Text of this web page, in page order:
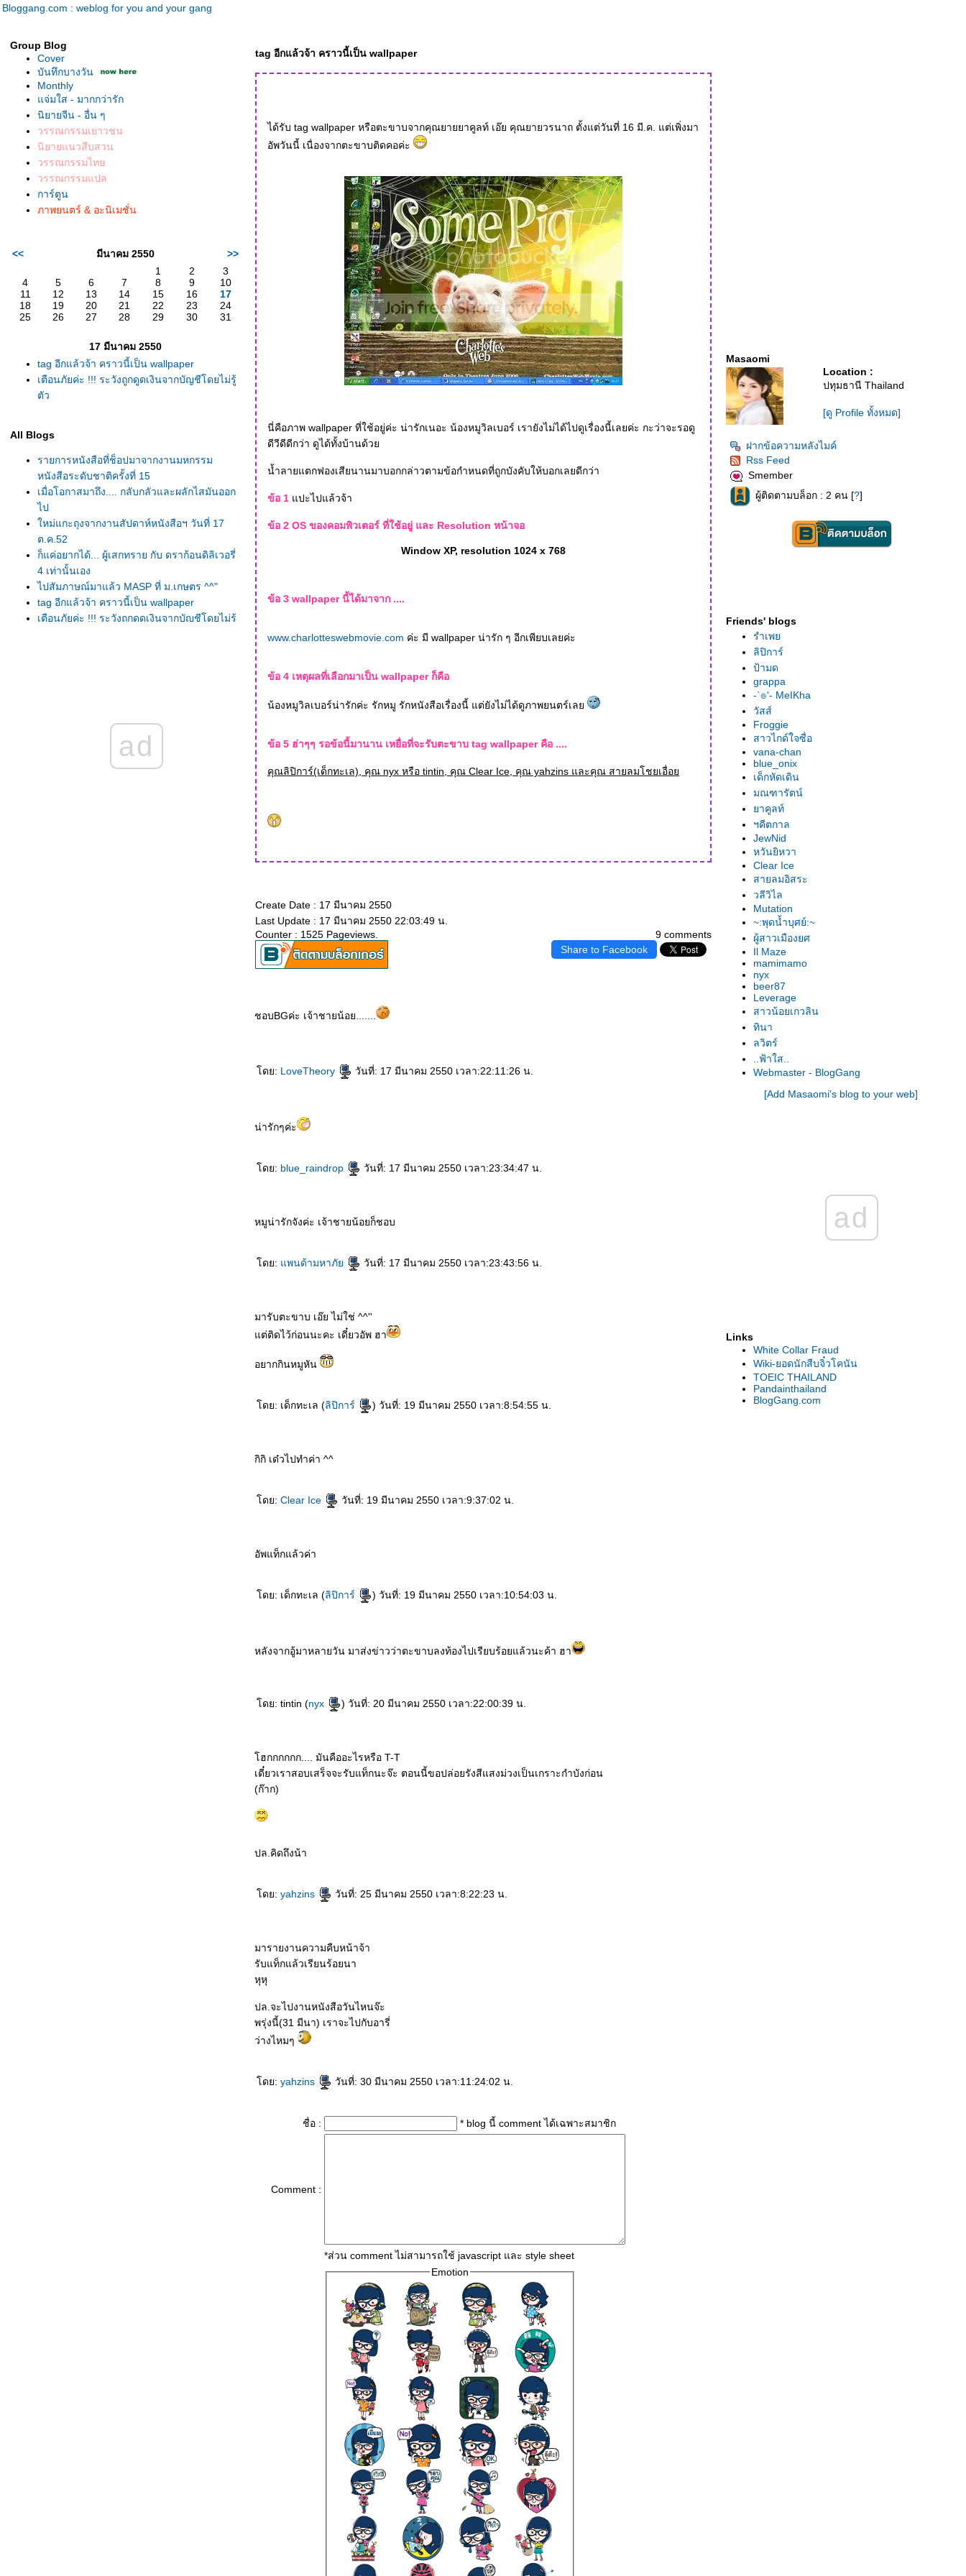
Bloggang.com : weblog for you and your gang
Group Blog
Cover
บันทึกบางวัน
Monthly
จ่มใส - มากกว่ารัก
นิยายจีน - อื่น ๆ
วรรณกรรมเยาวชน
นิยายแนวสืบสวน
วรรณกรรมไท
วรรณกรรมแปล
การ์ตูน
ภาพยนตร์ & อะนิเมชั่น
<< มีนาคม 2550
>>
1
2
3
4
5 6 7 8 9
10
11
12 13 14 15 16
17
18
19 20 21 22 23
24
25
26 27 28 29 30 31
17 มีนาคม 2550
tag อีกแล้วจ้า คราวนี้เป็น wallpaper
เตือนภัยค่ะ !!! ระวังถูกดูดเงินจากบัญชีโดยไม่รู้
ตัว
All Blogs
รายการหนังสือที่ช็อปมาจากงานมหกรรม
หนังสือระดับชาติครั้งที่ 15
เมื่อโอกาสมาถึง.... กลับกลัวและผลักไสมันออก
ไป
หม่แกะถุงจากงานสัปดาห์หนังสือฯ วันที่ 17
ต.ค.52
ก็แค่อยากได้... ผู้เสกทราย กับ ดราก้อนดิลิเวอรี่
4 เท่านั้นเอง
ไปสัมภาษณ์มาแล้ว MASP ที่ ม.เกษตร ^^"
tag อีกแล้วจ้า คราวนี้เป็น wallpaper
เตือนภัยค่ะ !!! ระวังถูกดูดเงินจากบัญชีโดยไม่รู้
เสียเงินเพื่อซื้อหนังสือไปกอง ด้วยงานอัมรินทร์
ad
tag อีกแล้วจ้า คราวนี้เป็น wallpaper
ได้รับ tag wallpaper หรือตะขาบจากคุณยายยาคูลท์ เอ๊ย คุณยายวรนาถ ตั้งแต่วันที่ 16 มี.ค. แต่เพิ่งมา
อัพวันนี้ เนื่องจากตะขาบติดคอค่ะ
นี่คือภาพ wallpaper ที่ใช้อยู่ค่ะ น่ารักเนอะ น้องหมูวิลเบอร์ เรายังไม่ได้ไปดูเรื่องนี้เลยค่ะ กะว่าจะรอดู
ดีวีดีดีกว่า ดูได้ทั้งบ้านด้ว
น้ำลายแตกฟองเสียนานมาบอกกล่าวตามข้อกำหนดที่ถูกบังคับให้บอกเลยดีกว่า
ข้อ 1 ปะไปแล้วจ้า
ข้อ 2 OS ของคอมพิวเตอร์ ที่ใช้อยู่ และ Resolution หน้าจอ
Window XP, resolution 1024 x 768
ข้อ 3 wallpaper นี้ได้มาจาก ....
www.charlotteswebmovie.com ค่ะ มี wallpaper น่ารัก ๆ อีกเพียบเลยค่ะ
ข้อ 4 เหตุผลที่เลือกมาเป็น wallpaper ก็คือ
น้องหมูวิลเบอร์น่ารักค่ะ รักหมู รักหนังสือเรื่องนี้ แต่ยังไม่ได้ดูภาพยนตร์เล
ข้อ 5 ฮ่าๆๆ รอข้อนี้มานาน เหยื่อที่จะรับตะขาบ tag wallpaper คือ ....
คุณลิปิการ์(เด็กทะเล), คุณ nyx หรือ tintin, คุณ Clear Ice, คุณ yahzins และคุณ สายลมโชยเอื่อ
Create Date : 17 มีนาคม 2550
Last Update : 17 มีนาคม 2550 22:03:49 น.
9 comments
Counter : 1525 Pageviews.
Share to Facebook
ชอบBGค่ะ เจ้าชายน้อย.......
ดย: LoveTheory วันที่: 17 มีนาคม 2550 เวลา:22:11:26 น.
น่ารักๆค่ะ
ดย: blue_raindrop วันที่: 17 มีนาคม 2550 เวลา:23:34:47 น.
หมูน่ารักจังค่ะ เจ้าชายน้อยก็ชอบ
ดย: พนด้ามหาภั วันที่: 17 มีนาคม 2550 เวลา:23:43:56 น.
มารับตะขาบ เอ๊ย ไม่ใช่ ^^''
ต่ติดไว้ก่อนนะคะ เดี๋ยวอัพ ฮา
อยากกินหมูหัน
ดย: เด็กทะเล (ลิปิการ์ ) วันที่: 19 มีนาคม 2550 เวลา:8:54:55 น.
กิกิ เด๋วไปทำค่า ^^
ดย: Clear Ice วันที่: 19 มีนาคม 2550 เวลา:9:37:02 น.
อัพแท็กแล้วค่า
ดย: เด็กทะเล (ลิปิการ์ ) วันที่: 19 มีนาคม 2550 เวลา:10:54:03 น.
หลังจากอู้มาหลายวัน มาส่งข่าวว่าตะขาบลงท้องไปเรียบร้อยแล้วนะค้า ฮา
ดย: tintin (nyx ) วันที่: 20 มีนาคม 2550 เวลา:22:00:39 น.
ฮกกกกกก.... มันคืออะไรหรือ T-T
เดี๋ยวเราสอบเสร็จจะรับแท็กนะจ๊ะ ตอนนี้ขอปล่อยรังสีแสงม่วงเป็นเกราะกำบังก่อน
(ก๊าก)
ปล.คิดถึงน้า
ดย: yahzins วันที่: 25 มีนาคม 2550 เวลา:8:22:23 น.
มารายงานความคืบหน้าจ้า
รับแท็กแล้วเรียนร้อยนา
หุหุ
ปล.จะไปงานหนังสือวันไหนจ๊ะ
พรุ่งนี้(31 มีนา) เราจะไปกับอารี่
ว่างไหมๆ
ดย: yahzins วันที่: 30 มีนาคม 2550 เวลา:11:24:02 น.
ชื่อ : * blog นี้ comment ได้เฉพาะสมาชิก
Comment :
*ส่วน comment ไม่สามารถใช้ javascript และ style sheet
Emotion
Masaomi
Location :
ปทุมธานี Thailand
[ดู Profile ทั้งหมด]
ฝากข้อความหลังไมค์
Rss Feed
Smember
ผู้ติดตามบล็อก : 2 คน [?]
Friends' blogs
รำเพ
ลิปิการ์
ป้ามด
grappa
-`๏'- MeIKha
วัสส์
Froggie
สาวไกด์ใจซื่อ
vana-chan
blue_onix
เด็กหัดเดิน
มณฑารัตน์
าคูลท์
ฯคีตกาล
JewNid
หวันยิหวา
Clear Ice
สายลมอิสระ
วลีวิไล
Mutation
~:พุดน้ำบุศย์:~
ผู้สาวเมืองยศ
Il Maze
mamimamo
nyx
beer87
Leverage
สาวน้อยเกวลิน
ทินา
ลวิตร์
..ฟ้าใส..
Webmaster - BlogGang
[Add Masaomi's blog to your web]
ad
Links
White Collar Fraud
Wiki-ยอดนักสืบจิ๋วโคนัน
TOEIC THAILAND
Pandainthailand
BlogGang.com